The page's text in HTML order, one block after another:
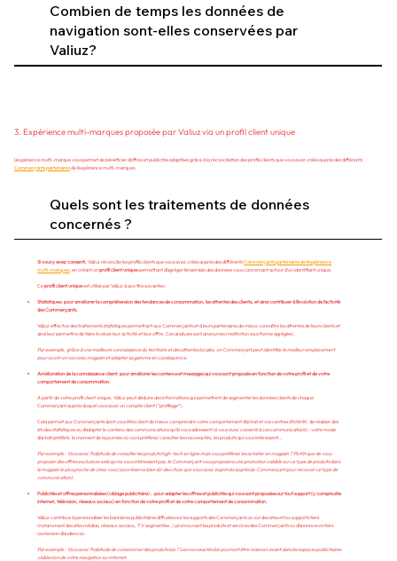
Combien de temps les données de
navigation sont-elles conservées par
Valiuz?
3. Expérience multi-marques proposée par Valiuz via un profil client unique
L’expérience multi-marque vous permet de bénéficier d’offres et publicités adaptées grâce à la réconciliation des profils clients que vous avez créés auprès des différents
Commerçants partenairesde l’expérience multi-marques.
Quels sont les traitements de données
concernés ?
Si vous y avez consenti , Valiuz réconcilie les profils clients que vous avez créés auprès des différentsCommerçants partenaires de l’expérience
multi-marques , en créant unprofil client uniquepermettant d’agréger l’ensemble des données vous concernant autour d’un identifiant unique.
Ceprofil client uniqueest utilisé par Valiuz à aux fins suivantes :
Statistiques: pour améliorer la compréhension des tendances de consommation, les attentes des clients, et ainsi contribuer à l’évolution de l’activité
des Commerçants.
Valiuz effectue des traitements statistiques permettant aux Commerçants et à leurs partenaires de mieux connaître les attentes de leurs clients et
ainsi leur permettre de faire évoluer leur activité et leur offre. Ces analyses sont anonymes (restitution sous forme agrégée).
Par exemple, grâce à une meilleure connaissance du territoire et des attentes locales, un Commerçant peut identifier le meilleur emplacement
pour ouvrir un nouveau magasin et adapter sa gamme en conséquence.
Amélioration de la connaissance client: pour améliorer les contenus et messages qui vous sont proposés en fonction de votre profil et de votre
comportement de consommation.
A partir de votre profil client unique, Valiuz peut déduire des informations qui permettent de segmenter les données clients de chaque
Commerçant auprès duquel vous avez un compte client (“profilage”).
Cela permet aux Commerçants dont vous êtes client de mieux comprendre votre comportement d’achat et vos centres d’intérêt, de réaliser des
études statistiques ou d’adapter le contenu des communications qu’ils vous adressent (si vous avez consenti à ces communications) : votre mode
d’achat préféré, le moment de la journée où vous préférez consulter les nouveautés, les produits qui vous intéressent…
Par exemple : Vous avez l’habitude de consulter les produits high-tech en ligne mais vous préférez les acheter en magasin ? Plutôt que de vous
proposer des offres exclusives web qui ne vous intéressent pas, le Commerçant vous proposera une promotion valable sur ce type de produits dans
le magasin le plus proche de chez vous (sous réserve bien sûr des choix que vous avez exprimés auprès du Commerçant pour recevoir ce type de
communication).
Publicités et offres personnalisées (ciblage publicitaire) : pour adapter les offres et publicités qui vous sont proposées sur tout support (y compris site
internet, télévision, réseaux sociaux) en fonction de votre profil et de votre comportement de consommation.
Valiuz contribue à personnaliser les bannières publicitaires diffusées sur les supports des Commerçants ou sur des sites et/ou supports tiers
(notamment des sites médias, réseaux sociaux, TV segmentée…) promouvant les produits et services des Commerçants ou d’annonceurs tiers
(extension d’audience).
Par exemple : Vous avez l’habitude de consommer des produits bio ? Les nouveautés bio pourront être mises en avant dans les espaces publicitaires
visibles lors de votre navigation sur internet.